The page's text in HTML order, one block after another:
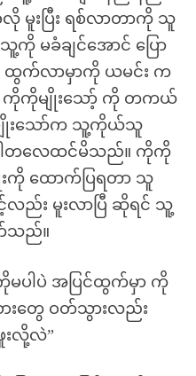
မူးပြီး ရစ်လာတာကို သူ
မခံချင်အောင် ပြော
ထွက်လာမှာကို ယမင်း က
ကိုကိုမျိုးသော့် ကို တကယ်
ျိုးသော်က သူ့ကိုယ်သူ
တလေထင်မိသည်။ ကိုကို
းကို ထောက်ပြရတာ သူ
လည်း မူးလာပြီ ဆိုရင် သူ့
သည်။
ပါပဲ အပြင်ထွက်မှာ ကို
းတွေ ဝတ်သွားလည်း
းလို့လဲ”